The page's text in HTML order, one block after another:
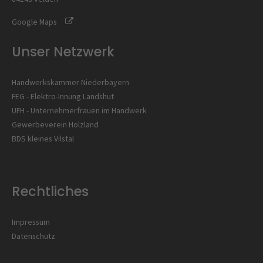
Google Maps
Unser Netzwerk
Handwerkskammer Niederbayern
FEG - Elektro-Innung Landshut
UFH - Unternehmerfrauen im Handwerk
Gewerbeverein Holzland
BDS kleines Vilstal
Rechtliches
Impressum
Datenschutz